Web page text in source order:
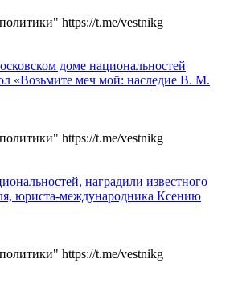
https://t.me/vestnikg
доме национальностей
«Возьмите меч мой: наследие В. М.
https://t.me/vestnikg
наградили известного
юриста-международника Ксению
https://t.me/vestnikg